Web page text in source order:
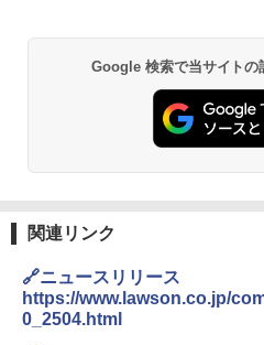
角瓶
イボール
￥4,274
【公式】ブ
麺 小腹 イ
ーリングス
パニー
￥1,288
らに塩分
シャープ 過
L 1段調理
ル操作 コン
し らくチン
フライ調理
[山善] スチ
Google 検索で当サイトの
関連リンク
🔗ニュースリリース
https://www.lawson.co.jp/
0_2504.html